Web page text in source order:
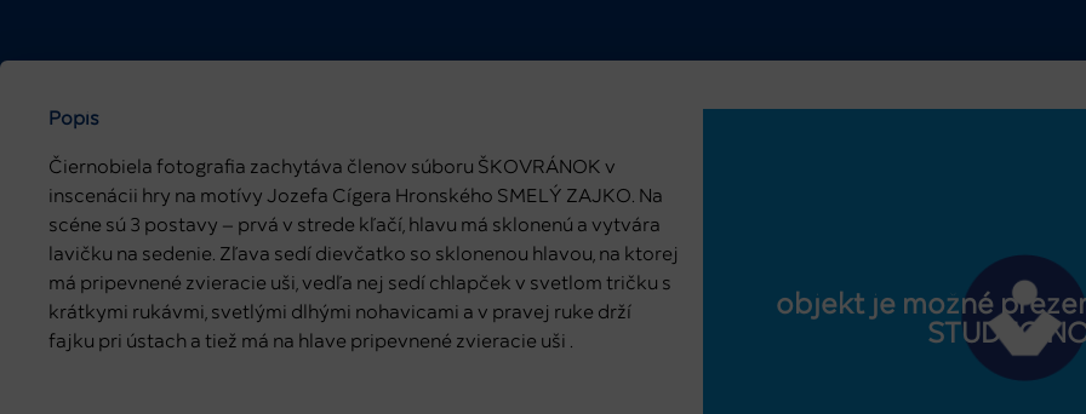
Popis
Čiernobiela fotografia zachytáva členov súboru ŠKOVRÁNOK v
inscenácii hry na motívy Jozefa Cígera Hronského SMELÝ ZAJKO. Na
scéne sú 3 postavy – prvá v strede kľačí, hlavu má sklonenú a vytvára
lavičku na sedenie. Zľava sedí dievčatko so sklonenou hlavou, na ktorej
má pripevnené zvieracie uši, vedľa nej sedí chlapček v svetlom tričku s
krátkymi rukávmi, svetlými dlhými nohavicami a v pravej ruke drží
fajku pri ústach a tiež má na hlave pripevnené zvieracie uši .
objekt je možné